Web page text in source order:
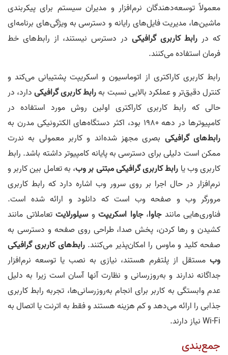
معمولاً توسعه‌دهندگان نرم‌افزار و مدیران سیستم برای پیکربندی
ماشین‌ها، مدیریت فایل‌های رایانه و دسترسی به ویژگی‌های برنامه‌ای
که در رابط کاربری گرافیکی در دسترس نیستند، از رابط‌های خط
فرمان استفاده می‌کنند.
رابط کاربری کاراکتری از اتوماسیون و اسکریپت پشتیبانی می‌کند و
کنترل دقیق‌تر و عملکرد بالایی نسبت بهرابط کاربری گرافیکیدارد، در
حالی که رابط کاربری کاراکتری اولین روش مورد استفاده در
کامپیوترها در دهه 1980 بود، اکثر دستگاه‌های الکترونیکی مدرن به
رابط‌های گرافیکی بصری مجهز شده‌اند و کاربر معمولی به ندرت
ممکن است دلیلی برای دسترسی به پایانه کامپیوتر داشته باشد. رابط
کاربری وب یا رابط کاربری گرافیکی مبتنی بر وب، به تعامل بین کاربر و
نرم‌افزار در حال اجرا بر روی سرور وب اشاره دارد که رابط کاربری
مرورگر وب و صفحه وب است که دانلود و ارائه شده است.
فناوری‌هایی مانندجاوا،جاوا اسکریپت و سیلورلایت تعاملاتی مانند
کشیدن و رها کردن، پخش صدا، طراحی روی صفحه و دسترسی به
صفحه کلید و ماوس را امکان‌پذیر می‌کنند.رابط‌های کاربری گرافیکی
وب مستقل از پلتفرم هستند، نیازی به نصب یا توسعه نرم‌افزار
جداگانه ندارند و به‌روزرسانی و نظارت آنها آسان است زیرا به دلیل
عدم وابستگی به کاربر برای انجام به‌روزرسانی‌ها، تجربه رابط کاربری
جذابی را ارائه می‌دهد و کم هزینه هستند و فقط به اترنت یا اتصال به
Wi-Fi نیاز دارند.
جمع‌بندی